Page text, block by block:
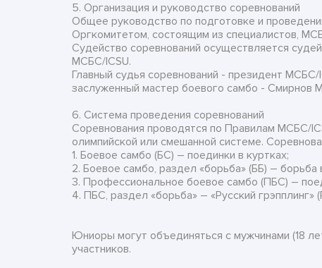
5. Организация и руководство соревнований
Общее руководство по подготовке и
Оргкомитетом, состоящим из специалистов,
Судейство соревнований осуществляется
МСБС/ICSU.
Главный судья соревнований - президент
заслуженный мастер боевого самбо - Смирнов
6. Система проведения соревнований
Соревнования проводятся по Правилам МСБС/
олимпийской или смешанной системе.
1. Боевое самбо (БС) – поединки в куртках;
2. Боевое самбо, раздел «борьба» (ББ) – борьба
3. Профессиональное боевое самбо (ПБС) –
4. ПБС, раздел «борьба» – «Русский грэпплинг»
Юниоры могут объединяться с мужчинами (18
участников.